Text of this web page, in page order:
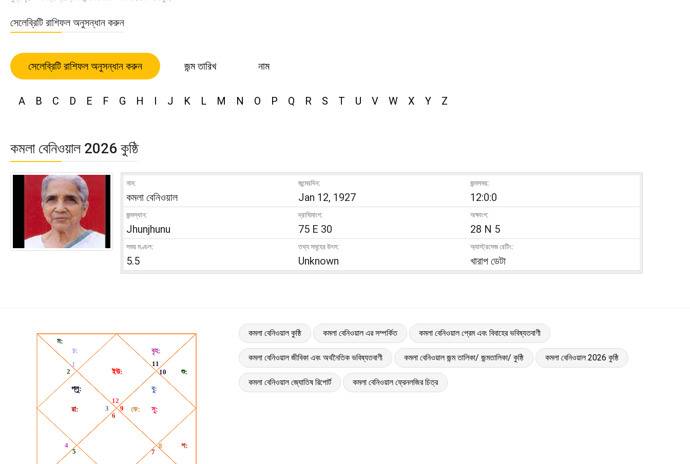
সেলেব্রিটি রাশিফল অনুসন্ধান করুন
সেলেব্রিটি রাশিফল অনুসন্ধান করুন জন্ম তারিখ নাম
A B C D E F G H I J K L M N O P Q R S T U V W X Y Z
কমলা বেনিওয়াল 2026 কুষ্ঠি
নাম:
কমলা বেনিওয়াল
জন্মেরদিন:
Jan 12, 1927
জন্মসময়:
12:0:0
জন্মস্থান:
Jhunjhunu
দ্রাঘিমাংশ:
75 E 30
অক্ষাংশ:
28 N 5
সময় মণ্ডল:
5.5
তথ্য সমূহের উৎস:
Unknown
অ্যাস্ট্রসেজ রেটিং:
খারাপ ডেটা
কমলা বেনিওয়াল কুষ্ঠি কমলা বেনিওয়াল এর সম্পর্কিত কমলা বেনিওয়াল প্রেম এবং বিবাহের ভবিষ্যতবাণী
কমলা বেনিওয়াল জীবিকা এবং অর্থনৈতিক ভবিষ্যতবাণী কমলা বেনিওয়াল জন্ম তালিকা/ জন্মতালিকা/ কুষ্ঠি কমলা বেনিওয়াল 2026 কুষ্ঠি
কমলা বেনিওয়াল জ্যোতিষ রিপোর্ট কমলা বেনিওয়াল ফ্রেনলজির চিত্র